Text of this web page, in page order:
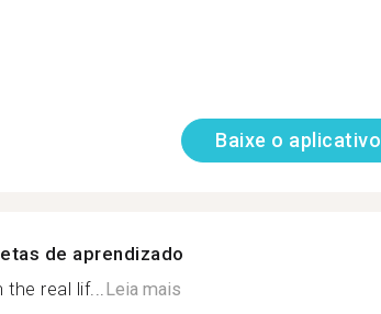
Baixe o aplicativo
de aprendizado
the real lif...Leia mais